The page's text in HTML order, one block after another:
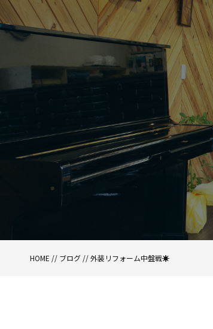
HOME // ブログ // 外装リフォーム中盤戦☀️